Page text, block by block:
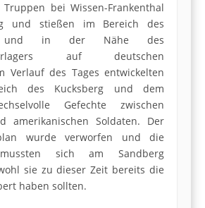
Truppen bei Wissen-Frankenthal
und stießen im Bereich des
und in der Nähe des
auf deutschen
Verlauf des Tages entwickelten
des Kucksberg und dem
Gefechte zwischen
amerikanischen Soldaten. Der
wurde verworfen und die
sich am Sandberg
sie zu dieser Zeit bereits die
haben sollten.